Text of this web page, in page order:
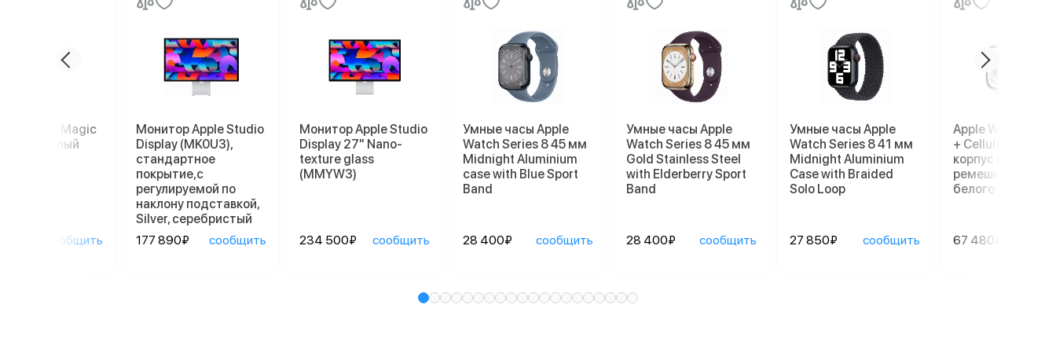
Apple Magic
2, белый
сообщить
Монитор Apple Studio
Display (MK0U3),
стандартное
покрытие,с
регулируемой по
наклону подставкой,
Silver, серебристый
177 890₽
сообщить
Монитор Apple Studio
Display 27" Nano-
texture glass
(MMYW3)
234 500₽ сообщить
Умные часы Apple
Watch Series 8 45 мм
Midnight Aluminium
case with Blue Sport
Band
28 400₽ сообщить
Умные часы Apple
Watch Series 8 45 мм
Gold Stainless Steel
with Elderberry Sport
Band
28 400₽ сообщить
Умные часы Apple
Watch Series 8 41 мм
Midnight Aluminium
Case with Braided
Solo Loop
27 850₽ сообщить
Apple Watch Ultra
+ Cellular, 49 мм,
корпус из титана,
ремешок Ocean
белого цвета
67 480₽